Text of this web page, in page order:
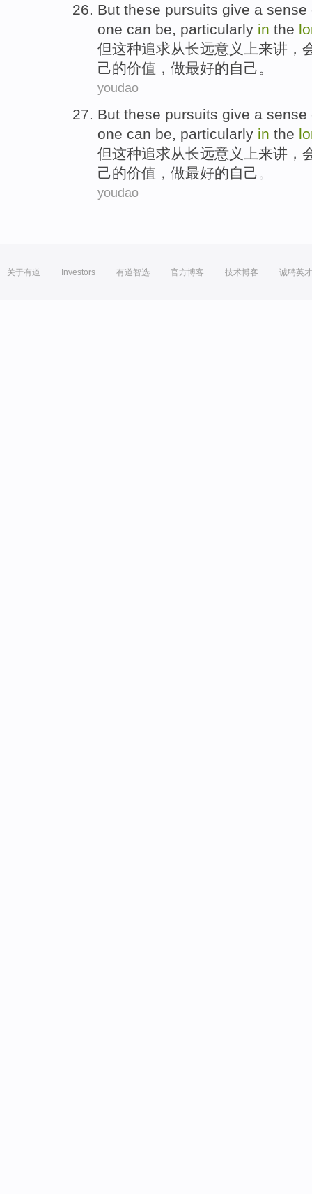
But these pursuits give a sense
one can be, particularly in the
但这种追求从长远意义 上来讲，
己的价值， 做最好的自己。
youdao
But these pursuits give a sense
one can be, particularly in the
但这种追求从长远意义 上来讲，
己的价值， 做最好的自己。
youdao
关于有道 Investors 有道智选 官方博客 技术博客 诚聘英才